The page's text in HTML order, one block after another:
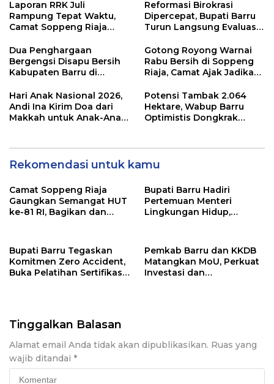
Laporan RRK Juli
Rampung Tepat Waktu,
Camat Soppeng Riaja
dan Kelurahan
Reformasi Birokrasi
Dipercepat, Bupati Barru
Turun Langsung Evaluasi
Dua Penghargaan
Bergengsi Disapu Bersih
Kabupaten Barru di
Gotong Royong Warnai
Rabu Bersih di Soppeng
Riaja, Camat Ajak Jadikan
Budaya
Hari Anak Nasional 2026,
Andi Ina Kirim Doa dari
Makkah untuk Anak-Anak
Potensi Tambak 2.064
Hektare, Wabup Barru
Optimistis Dongkrak
Rekomendasi untuk kamu
Camat Soppeng Riaja
Gaungkan Semangat HUT
ke-81 RI, Bagikan dan
Rumah Warga
Bupati Barru Hadiri
Pertemuan Menteri
Lingkungan Hidup,
Sampah Berkelanjutan
Bupati Barru Tegaskan
Komitmen Zero Accident,
Buka Pelatihan Sertifikasi
Pemkab Barru dan KKDB
Matangkan MoU, Perkuat
Investasi dan
Tinggalkan Balasan
Alamat email Anda tidak akan dipublikasikan. Ruas yang
wajib ditandai *